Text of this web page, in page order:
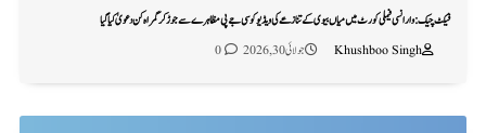
فیکٹ چیک: وارانسی فیملی کورٹ میں میاں بیوی کے تنازعے کی ویڈیو کو سی جے پی مظاہرے سے جوڑ کر گمراہ کن دعویٰ کیا گیا
Khushboo Singh
جولائی 30, 2026 0